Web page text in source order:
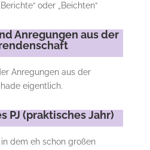
oder „Beichten“
Anregungen aus der
Anregungen aus der
eigentlich.
PJ (praktisches Jahr)
dem eh schon großen